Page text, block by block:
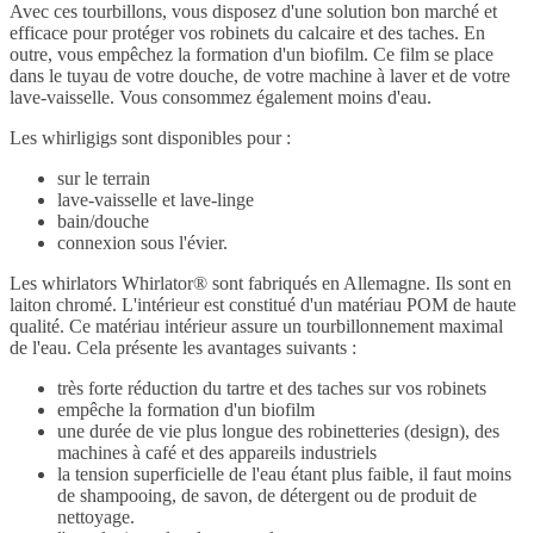
Avec ces tourbillons, vous disposez d'une solution bon marché et
efficace pour protéger vos robinets du calcaire et des taches. En
outre, vous empêchez la formation d'un biofilm. Ce film se place
dans le tuyau de votre douche, de votre machine à laver et de votre
lave-vaisselle. Vous consommez également moins d'eau.
Les whirligigs sont disponibles pour :
sur le terrain
lave-vaisselle et lave-linge
bain/douche
connexion sous l'évier.
Les whirlators Whirlator® sont fabriqués en Allemagne. Ils sont en
laiton chromé. L'intérieur est constitué d'un matériau POM de haute
qualité. Ce matériau intérieur assure un tourbillonnement maximal
de l'eau. Cela présente les avantages suivants :
très forte réduction du tartre et des taches sur vos robinets
empêche la formation d'un biofilm
une durée de vie plus longue des robinetteries (design), des
machines à café et des appareils industriels
la tension superficielle de l'eau étant plus faible, il faut moins
de shampooing, de savon, de détergent ou de produit de
nettoyage.